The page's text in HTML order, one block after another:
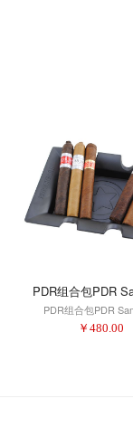
PDR组合包PDR
PDR组合包PDR
￥ 480.00